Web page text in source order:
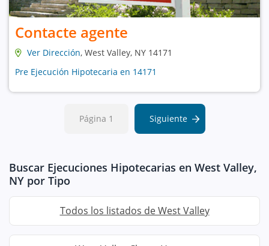
Contacte agente
Ver Dirección, West Valley, NY 14171
Pre Ejecución Hipotecaria en 14171
Página 1 Siguiente
Buscar Ejecuciones Hipotecarias en West Valley,
NY por Tipo
Todos los listados de West Valley